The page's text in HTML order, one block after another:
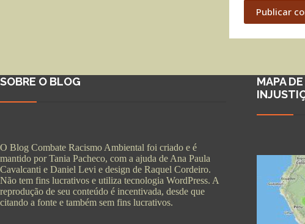
Publicar
SOBRE O BLOG
O Blog Combate Racismo Ambiental foi criado e é
mantido por Tania Pacheco, com a ajuda de Ana Paula
Cavalcanti e Daniel Levi e design de Raquel Cordeiro.
Não tem fins lucrativos e utiliza tecnologia WordPress. A
reprodução de seu conteúdo é incentivada, desde que
citando a fonte e também sem fins lucrativos.
MAPA